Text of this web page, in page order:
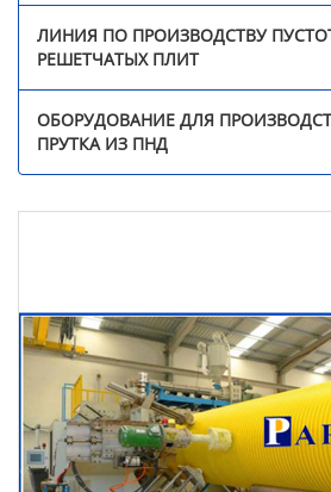
Оборудование для
сварочного прутка из
ПНД
Видео
Контакты
Продукция
ЛИНИЯ ПО ПРОИЗВОДСТВУ
РЕШЕТЧАТЫХ ПЛИТ
ОБОРУДОВАНИЕ ДЛЯ
ПРУТКА ИЗ ПНД